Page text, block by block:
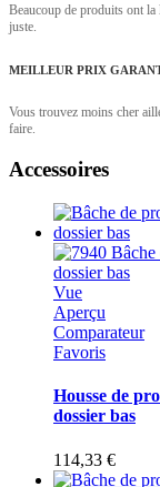
Beaucoup de produits ont
juste.
MEILLEUR PRIX
Vous trouvez moins cher
faire.
Accessoires
Vue
Aperçu
Comparateur
Favoris
Housse de
dossier bas
114,33 €